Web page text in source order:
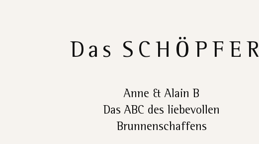
Das SCHÖPFER
Anne & Alain B
Das ABC des liebevollen
Brunnenschaffens